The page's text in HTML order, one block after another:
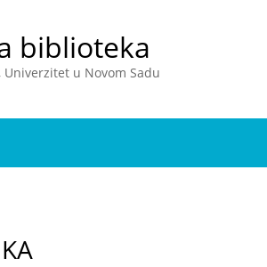
biblioteka
u Novom Sadu